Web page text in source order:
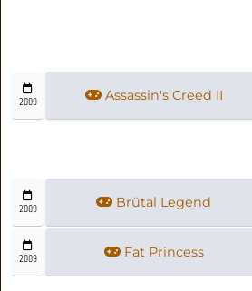
2009 Assassin's Creed II
2009 Brütal Legend
2009 Fat Princess